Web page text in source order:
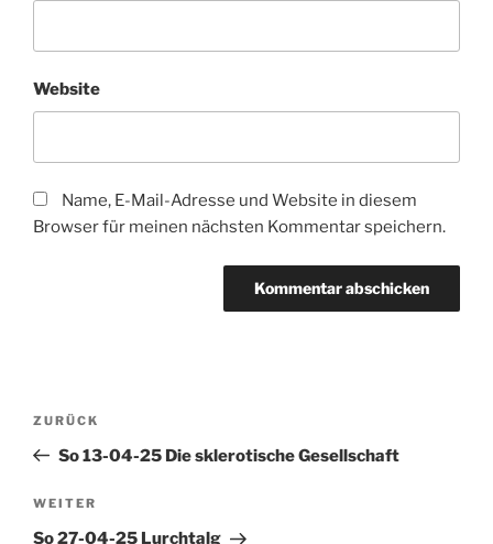
Website
Name, E-Mail-Adresse und Website in diesem
Browser für meinen nächsten Kommentar speichern.
Beitragsnavigation
Vorheriger
Beitrag
ZURÜCK
So 13-04-25 Die sklerotische Gesellschaft
Nächster
Beitrag
WEITER
So 27-04-25 Lurchtalg